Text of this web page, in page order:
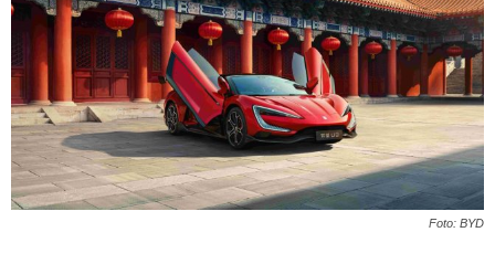
Foto: BYD